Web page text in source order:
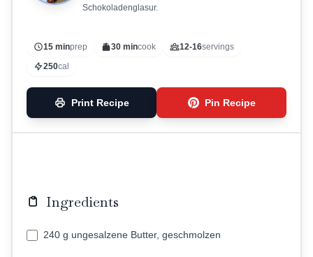
Schokoladenglasur.
15 minprep 30 mincook 12-16servings
250cal
Print Recipe Pin Recipe
Ingredients
240 g ungesalzene Butter, geschmolzen